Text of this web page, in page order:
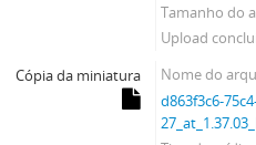
Tamanho do
Upload
Cópia da miniatura
Nome do
d863f3c6-